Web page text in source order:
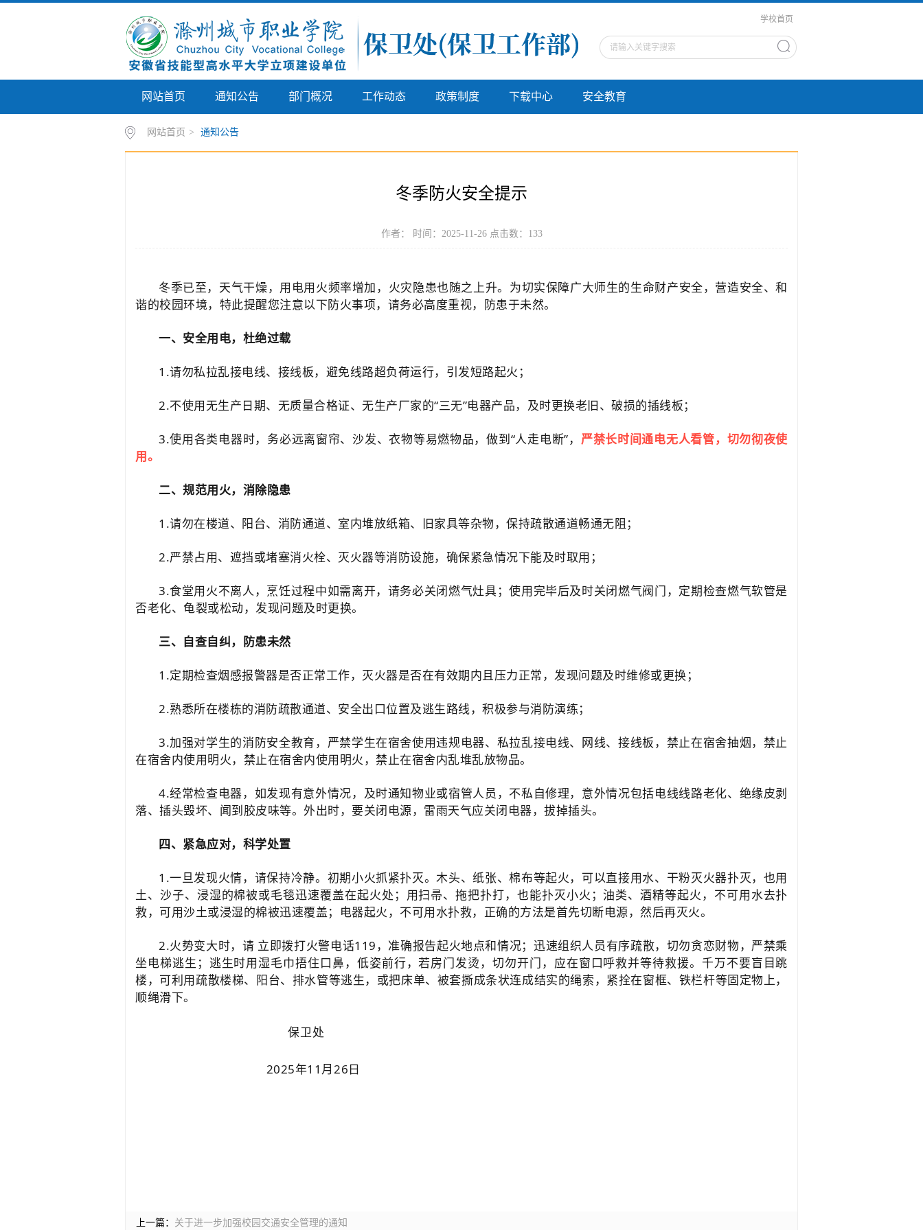
学校首页
网站首页 通知公告 部门概况 工作动态 政策制度 下载中心 安全教育
网站首页 > 通知公告
冬季防火安全提示
作者： 时间：2025-11-26 点击数： 133
冬季已至，天气干燥，用电用火频率增加，火灾隐患也随之上升。为切实保障广大师生的生命财产安全，营造安全、和
谐的校园环境，特此提醒您注意以下防火事项，请务必高度重视，防患于未然。
一、安全用电，杜绝过载
1.请勿私拉乱接电线、接线板，避免线路超负荷运行，引发短路起火；
2.不使用无生产日期、无质量合格证、无生产厂家的“三无”电器产品，及时更换老旧、破损的插线板；
3.使用各类电器时，务必远离窗帘、沙发、衣物等易燃物品，做到“人走电断”， 严禁长时间通电无人看管，切勿彻夜使
用。
二、规范用火，消除隐患
1.请勿在楼道、阳台、消防通道、室内堆放纸箱、旧家具等杂物，保持疏散通道畅通无阻；
2.严禁占用、遮挡或堵塞消火栓、灭火器等消防设施，确保紧急情况下能及时取用；
3.食堂用火不离人，烹饪过程中如需离开，请务必关闭燃气灶具；使用完毕后及时关闭燃气阀门，定期检查燃气软管是
否老化、龟裂或松动，发现问题及时更换。
三、自查自纠，防患未然
1.定期检查烟感报警器是否正常工作，灭火器是否在有效期内且压力正常，发现问题及时维修或更换；
2.熟悉所在楼栋的消防疏散通道、安全出口位置及逃生路线，积极参与消防演练；
3.加强对学生的消防安全教育，严禁学生在宿舍使用违规电器、私拉乱接电线、网线、接线板，禁止在宿舍抽烟，禁止
在宿舍内使用明火，禁止在宿舍内使用明火，禁止在宿舍内乱堆乱放物品。
4.经常检查电器，如发现有意外情况，及时通知物业或宿管人员，不私自修理，意外情况包括电线线路老化、绝缘皮剥
落、插头毁坏、闻到胶皮味等。外出时，要关闭电源，雷雨天气应关闭电器，拔掉插头。
四、紧急应对，科学处置
1.一旦发现火情，请保持冷静。初期小火抓紧扑灭。木头、纸张、棉布等起火，可以直接用水、干粉灭火器扑灭，也用
土、沙子、浸湿的棉被或毛毯迅速覆盖在起火处；用扫帚、拖把扑打，也能扑灭小火；油类、酒精等起火，不可用水去扑
救，可用沙土或浸湿的棉被迅速覆盖；电器起火，不可用水扑救，正确的方法是首先切断电源，然后再灭火。
2.火势变大时，请 立即拨打火警电话119，准确报告起火地点和情况；迅速组织人员有序疏散，切勿贪恋财物，严禁乘
坐电梯逃生；逃生时用湿毛巾捂住口鼻，低姿前行，若房门发烫，切勿开门，应在窗口呼救并等待救援。千万不要盲目跳
楼，可利用疏散楼梯、阳台、排水管等逃生，或把床单、被套撕成条状连成结实的绳索，紧拴在窗框、铁栏杆等固定物上，
顺绳滑下。
保卫处
2025年11月26日
上一篇： 关于进一步加强校园交通安全管理的通知